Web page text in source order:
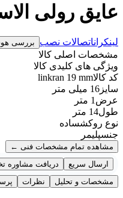
عایق رولی الاستومری 19
لینکراناتصالات نصب بررسی
مشخصات اصلی کالا
ویژگی های کلیدی کالا
کد کالاlinkran 19 mm
سایز 16 میلی متر
عرض 1 متر
طول14 متر
نوع روکشساده
جنسپلیمر
مشاهده تمام مشخصات فنی ←
ارسال سریع
دریافت مشاوره
مشخصات و تحلیل
نظرات